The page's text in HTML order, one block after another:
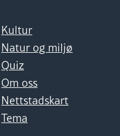
Kultur
Natur og miljø
Quiz
Om oss
Nettstadskart
Tema